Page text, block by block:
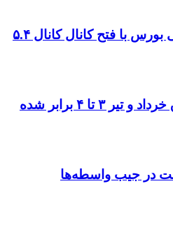
*رکوردشکنی تاریخی بورس با فتح کانال کانال ۵.۴
*چرا قبض آب و برق خرداد و تیر ۳ تا ۴ برابر شده
نفت در جیب واسطه‌ها